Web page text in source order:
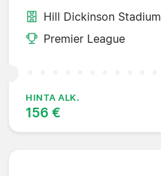
Hill Dickinson Stadium
Premier League
HINTA ALK.
156 €